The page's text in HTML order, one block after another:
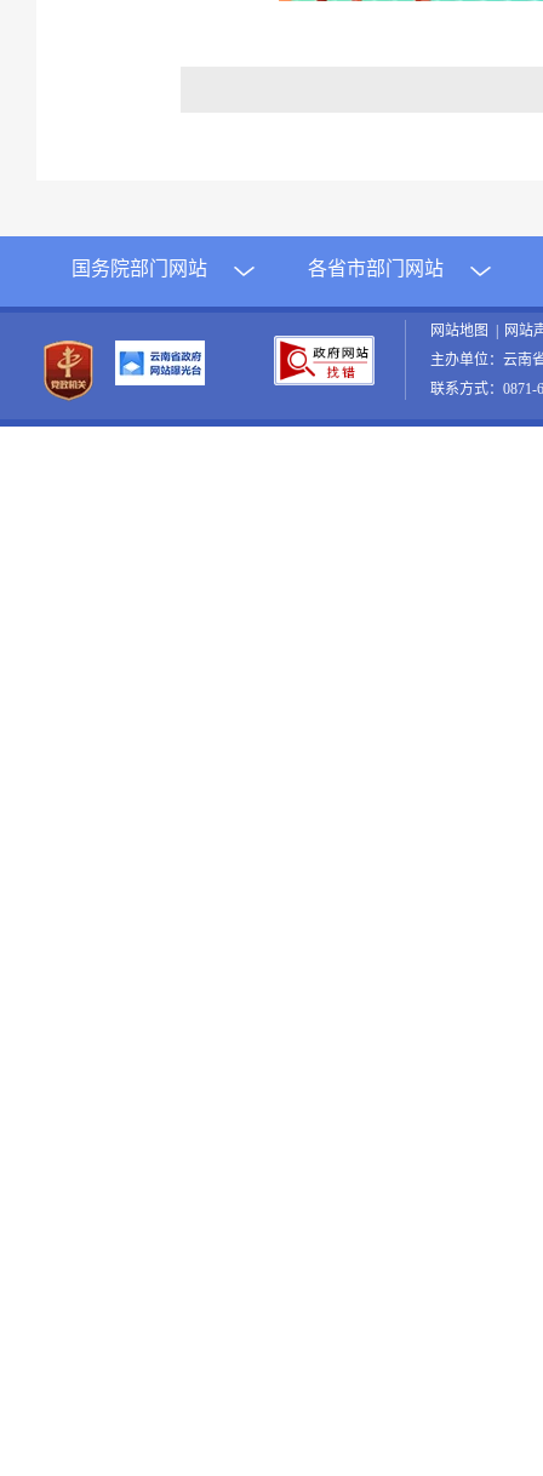
国务院部门网站 各省市部门网站
网站地图 | 网站
主办单位：云南
联系方式：0871-